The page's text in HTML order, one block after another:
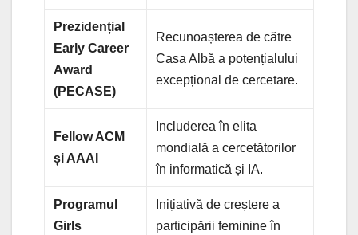
Prezidențial
Early Career
Award
(PECASE)
Recunoașterea de către
Casa Albă a potențialului
excepțional de cercetare.
Fellow ACM
și AAAI
Includerea în elita
mondială a cercetătorilor
în informatică și IA.
Programul
Girls
Inițiativă de creștere a
participării feminine în